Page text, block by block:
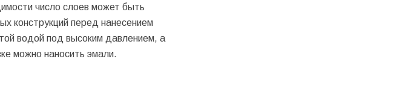
число слоев может быть
конструкций перед нанесением
водой под высоким давлением, а
можно наносить эмали.